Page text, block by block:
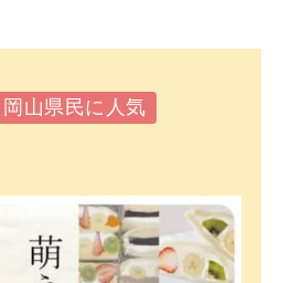
山県民に人気